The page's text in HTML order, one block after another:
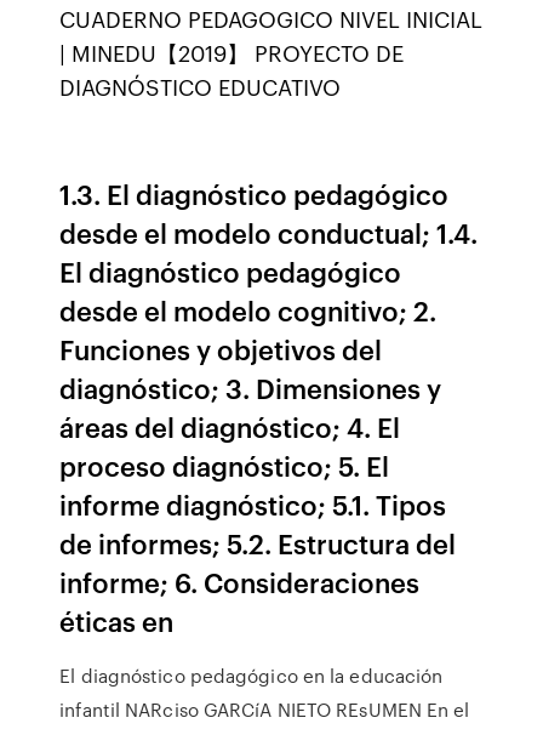
CUADERNO PEDAGOGICO NIVEL INICIAL
| MINEDU【2019】 PROYECTO DE
DIAGNÓSTICO EDUCATIVO
1.3. El diagnóstico pedagógico
desde el modelo conductual; 1.4.
El diagnóstico pedagógico
desde el modelo cognitivo; 2.
Funciones y objetivos del
diagnóstico; 3. Dimensiones y
áreas del diagnóstico; 4. El
proceso diagnóstico; 5. El
informe diagnóstico; 5.1. Tipos
de informes; 5.2. Estructura del
informe; 6. Consideraciones
éticas en
El diagnóstico pedagógico en la educación
infantil NARciso GARCíA NIETO REsUMEN En el